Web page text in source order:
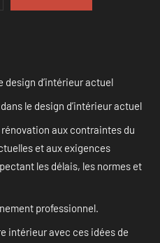
design d’intérieur actuel
le design d’intérieur actuel
aux contraintes du
et aux exigences
les délais, les normes et
professionnel.
intérieur avec ces idées de